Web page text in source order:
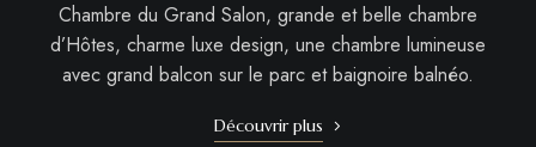
Chambre du Grand Salon, grande et belle chambre
d’Hôtes, charme luxe design, une chambre lumineuse
avec grand balcon sur le parc et baignoire balnéo.
Découvrir plus